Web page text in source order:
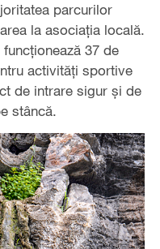
parcurilor
la asociația locală.
37 de
activități sportive
de intrare sigur și de
stâncă.